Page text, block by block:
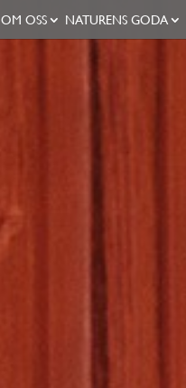
OM OSS NATURENS GODA